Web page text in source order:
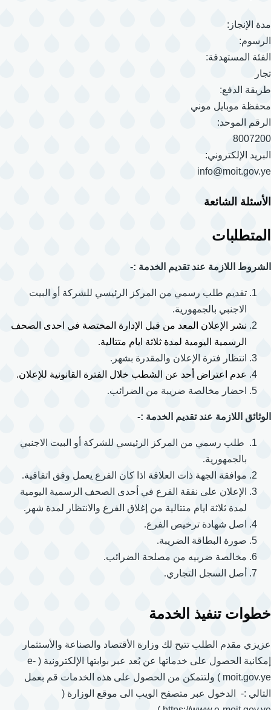
مدة الإنجاز:
الرسوم:
الفئة المستهدفة:
تجار
طريقة الدفع:
محفظة موبايل موني
الرقم الموحد:
8007200
البريد الإلكتروني:
info@moit.gov.ye
الأسئلة الشائعة
المتطلبات
الشروط اللازمة عند تقديم الخدمة :-
تقديم طلب رسمي من المركز الرئيسي للشركة أو البيت
الاجنبي بالجمهورية.
نشر الإعلان المعد من قبل الإدارة المختصة في احدى الصحف
الرسمية اليومية لمدة ثلاثة ايام متتالية.
انتظار فترة الإعلان والمقدرة بشهر.
عدم اعتراض أحد عن الشطب خلال الفترة القانونية للإعلان.
احضار مخالصة ضريبة من الضرائب.
الوثائق اللازمة عند تقديم الخدمة :-
طلب رسمي من المركز الرئيسي للشركة أو البيت الاجنبي
بالجمهورية.
موافقة الجهة ذات العلاقة اذا كان الفرع يعمل وفق اتفاقية.
الإعلان على نفقة الفرع في أحدى الصحف الرسمية اليومية
لمدة ثلاثة ايام متتالية من إغلاق الفرع والانتظار لمدة شهر.
اصل شهادة ترخيص الفرع.
صورة البطاقة الضريبة.
مخالصة ضربيه من مصلحة الضرائب.
أصل السجل التجاري.
خطوات تنفيذ الخدمة
عزيزي مقدم الطلب تتيح لك وزارة الأقتصاد والصناعة والأستثمار
إمكانية الحصول على خدماتها عن بُعد عبر بوابتها الإلكترونية ( e-
moit.gov.ye ) ولتتمكن من الحصول على هذه الخدمات قم بعمل
التالي :- الدخول عبر متصفح الويب الى موقع الوزارة (